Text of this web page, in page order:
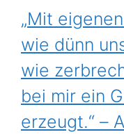
„Mit
wie dünn
wie
bei mir ein
erzeugt.“ –